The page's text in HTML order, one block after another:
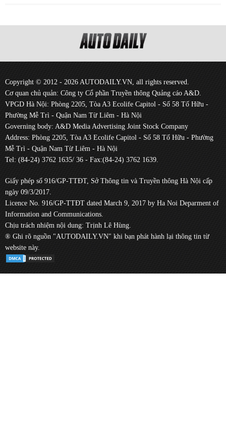
Copyright © 2012 - 2026 AUTODAILY.VN, all rights reserved.
Cơ quan chủ quản: Công ty Cổ phần Truyền thông Quảng cáo A&D.
VPGD Hà Nội: Phòng 2205, Tòa A3 Ecolife Capitol - Số 58 Tố Hữu -
Phường Mễ Trì - Quận Nam Từ Liêm - Hà Nội
Governing body: A&D Media Advertising Joint Stock Company
Address: Phòng 2205, Tòa A3 Ecolife Capitol - Số 58 Tố Hữu - Phường
Mễ Trì - Quận Nam Từ Liêm - Hà Nội
Tel: (84-24) 3762 1635/ 36 - Fax:(84-24) 3762 1639.
Giấy phép số 916/GP-TTĐT, Sở Thông tin và Truyền thông Hà Nội cấp
ngày 09/3/2017.
Licence No. 916/GP-TTĐT dated March 9, 2017 by Ha Noi Deparment of
Information and Communications.
Chịu trách nhiệm nội dung: Trịnh Lê Hùng.
® Ghi rõ nguồn "AUTODAILY.VN" khi bạn phát hành lại thông tin từ
website này.